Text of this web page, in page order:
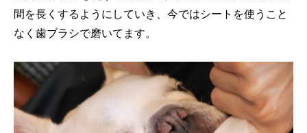
間を長くするようにしていき、今ではシートを使うこと
なく歯ブラシで磨いてます。